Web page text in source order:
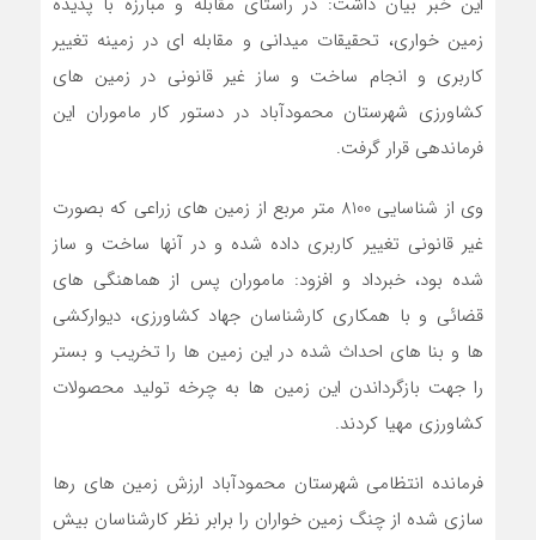
زمين خواري، تحقيقات ميداني و مقابله اي در زمينه تغيير
کاربري و انجام ساخت و ساز غير قانوني در زمين هاي
کشاورزي شهرستان محمودآباد در دستور کار ماموران اين
فرماندهي قرار گرفت.
وي از شناسايي 8100 متر مربع از زمين هاي زراعي که بصورت
غير قانوني تغيير کاربري داده شده و در آنها ساخت و ساز
شده بود، خبرداد و افزود: ماموران پس از هماهنگي هاي
قضائي و با همکاري کارشناسان جهاد کشاورزي، ديوارکشي
ها و بنا هاي احداث شده در اين زمين ها را تخريب و بستر
را جهت بازگرداندن اين زمين ها به چرخه توليد محصولات
کشاورزي مهيا کردند.
فرمانده انتظامي شهرستان محمودآباد ارزش زمين هاي رها
سازي شده از چنگ زمين خواران را برابر نظر کارشناسان بيش